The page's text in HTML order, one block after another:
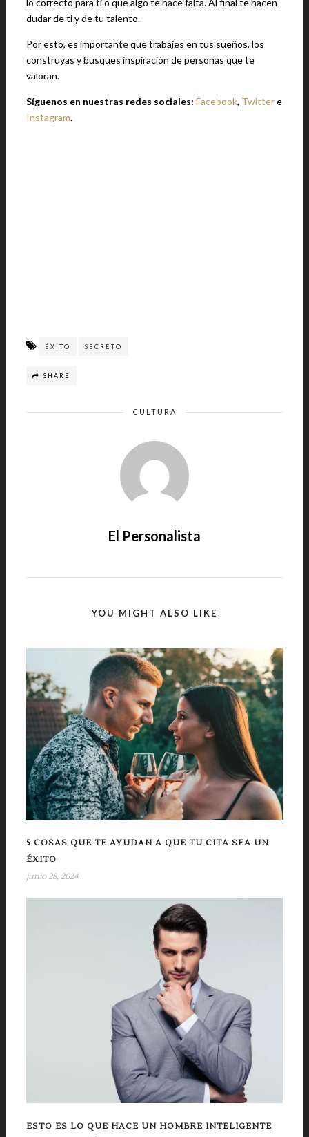
lo correcto para ti o que algo te hace falta. Al final te hacen
dudar de ti y de tu talento.
Por esto, es importante que trabajes en tus sueños, los
construyas y busques inspiración de personas que te
valoran.
Síguenos en nuestras redes sociales: Facebook, Twittere
Instagram.
ÉXITO SECRETO
SHARE
CULTURA
El Personalista
YOU MIGHT ALSO LIKE
5 COSAS QUE TE AYUDAN A QUE TU CITA SEA UN
ÉXITO
junio 28, 2024
ESTO ES LO QUE HACE UN HOMBRE INTELIGENTE